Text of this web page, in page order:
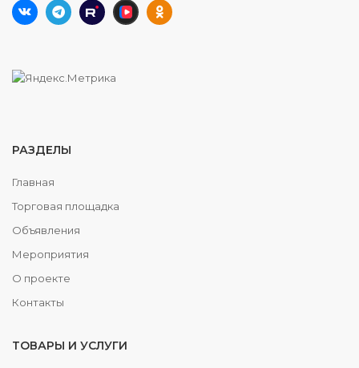
РАЗДЕЛЫ
Главная
Торговая площадка
Объявления
Мероприятия
О проекте
Контакты
ТОВАРЫ И УСЛУГИ